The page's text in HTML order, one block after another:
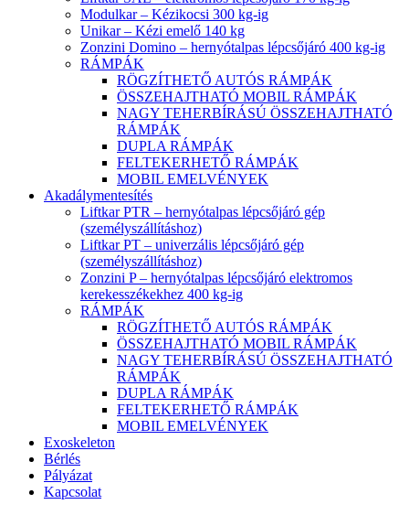
Modulkar – Kézikocsi 300 kg-ig
Unikar – Kézi emelő 140 kg
Zonzini Domino – hernyótalpas lépcsőjáró 400 kg-ig
RÁMPÁK
RÖGZÍTHETŐ AUTÓS RÁMPÁK
ÖSSZEHAJTHATÓ MOBIL RÁMPÁK
NAGY TEHERBÍRÁSÚ ÖSSZEHAJTHATÓ
RÁMPÁK
DUPLA RÁMPÁK
FELTEKERHETŐ RÁMPÁK
MOBIL EMELVÉNYEK
Akadálymentesítés
Liftkar PTR – hernyótalpas lépcsőjáró gép
(személyszállításhoz)
Liftkar PT – univerzális lépcsőjáró gép
(személyszállításhoz)
Zonzini P – hernyótalpas lépcsőjáró elektromos
kerekesszékekhez 400 kg-ig
RÁMPÁK
RÖGZÍTHETŐ AUTÓS RÁMPÁK
ÖSSZEHAJTHATÓ MOBIL RÁMPÁK
NAGY TEHERBÍRÁSÚ ÖSSZEHAJTHATÓ
RÁMPÁK
DUPLA RÁMPÁK
FELTEKERHETŐ RÁMPÁK
MOBIL EMELVÉNYEK
Exoskeleton
Bérlés
Pályázat
Kapcsolat